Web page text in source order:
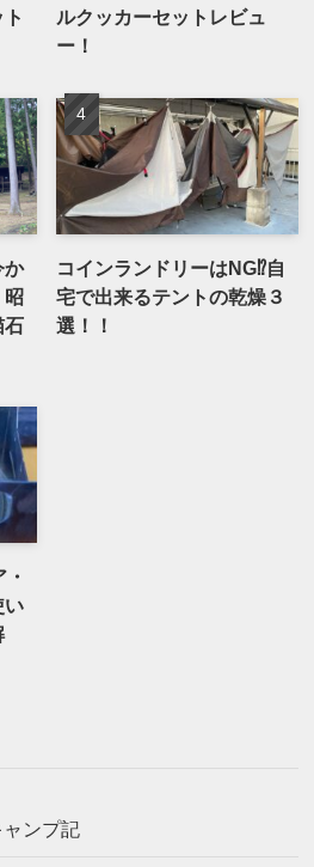
ルクッカーセットレビュ
ー！
か
コインランドリーはNG⁉自
宅で出来るテントの乾燥３
選！！
い
ンプ記